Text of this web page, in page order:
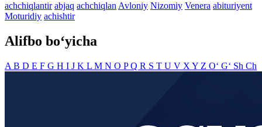
achchiqlantir abjaq achchiqlan Avloniy Nizomiy Venera abituriyent
Moturidiy achishtir
Alifbo bo‘yicha
A B D E F G H I J K L M N O PQ R S T U V X Y Z O‘ G‘ Sh Ch